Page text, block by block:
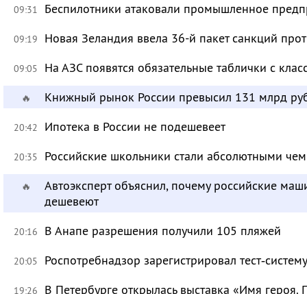
09:31 Беспилотники атаковали промышленное
09:19 Новая Зеландия ввела 36-й пакет санкций
09:05 На АЗС появятся обязательные таблички с
🔥 Книжный рынок России превысил 131 млрд
20:42 Ипотека в России не подешевеет
20:35 Российские школьники стали абсолютными
🔥
Автоэксперт объяснил, почему российские
дешевеют
20:16 В Анапе разрешения получили 105 пляжей
20:05 Роспотребнадзор зарегистрировал
19:26
В Петербурге открылась выставка «Имя героя.